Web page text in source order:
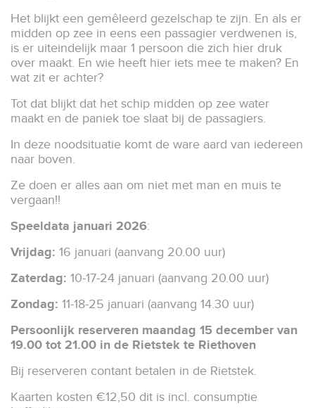
Het blijkt een gemêleerd gezelschap te zijn. En als er
midden op zee in eens een passagier verdwenen is,
is er uiteindelijk maar 1 persoon die zich hier druk
over maakt. En wie heeft hier iets mee te maken? En
wat zit er achter?
Tot dat blijkt dat het schip midden op zee water
maakt en de paniek toe slaat bij de passagiers.
In deze noodsituatie komt de ware aard van iedereen
naar boven.
Ze doen er alles aan om niet met man en muis te
vergaan!!
Speeldata januari 2026:
Vrijdag: 16 januari (aanvang 20.00 uur)
Zaterdag: 10-17-24 januari (aanvang 20.00 uur)
Zondag: 11-18-25 januari (aanvang 14.30 uur)
Persoonlijk reserveren maandag 15 december van
19.00 tot 21.00 in de Rietstek te Riethoven
Bij reserveren contant betalen in de Rietstek.
Kaarten kosten €12,50 dit is incl. consumptie